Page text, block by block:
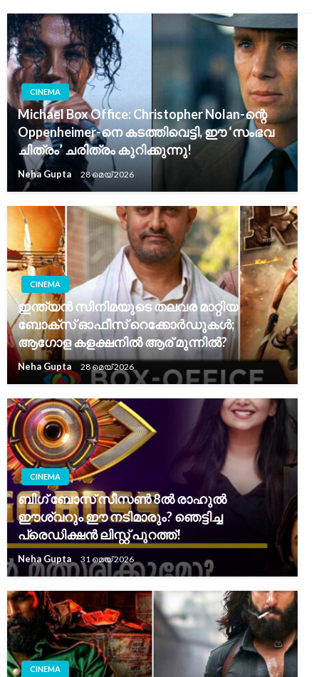
CINEMA
Michael Box Office: Christopher Nolan-ന്റെ
Oppenheimer-നെ കടത്തിവെട്ടി, ഈ ‘സംഭവ
ചിത്രം’ ചരിത്രം കുറിക്കുന്നു!
Neha Gupta 28 മെയ്‌ 2026
CINEMA
ഇന്ത്യൻ സിനിമയുടെ തലവര മാറ്റിയ
ബോക്സ് ഓഫീസ് റെക്കോർഡുകൾ;
ആഗോള കളക്ഷനിൽ ആര് മുന്നിൽ?
Neha Gupta 28 മെയ്‌ 2026
CINEMA
ബിഗ് ബോസ് സീസൺ 8ൽ രാഹുൽ
ഈശ്വറും ഈ നടിമാരും? ഞെട്ടിച്ച
പ്രെഡിക്ഷൻ ലിസ്റ്റ് പുറത്ത്!
Neha Gupta 31 മെയ്‌ 2026
CINEMA